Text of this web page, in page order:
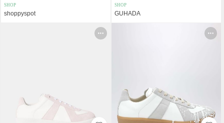
SHOP
shoppyspot
SHOP
GUHADA